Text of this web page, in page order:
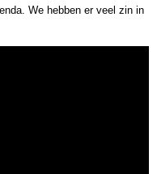
We hebben er veel zin in